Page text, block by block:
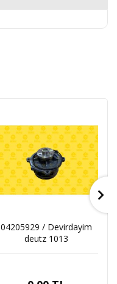
04205929 / Devirdayim
deutz 1013